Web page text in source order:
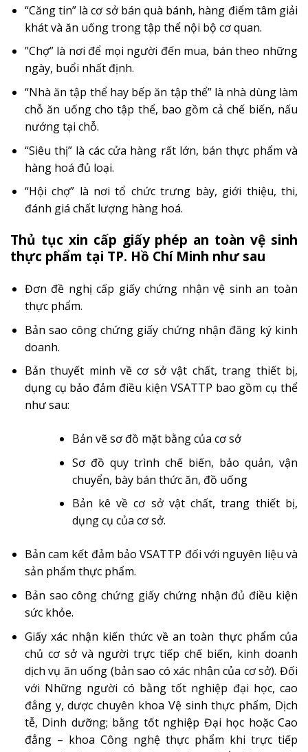
“Căng tin” là cơ sở bán quà bánh, hàng điểm tâm giải
khát và ăn uống trong tập thể nội bộ cơ quan.
”Chợ” là nơi để mọi người đến mua, bán theo những
ngày, buổi nhất định.
“Nhà ăn tập thể hay bếp ăn tập thể” là nhà dùng làm
chỗ ăn uống cho tập thể, bao gồm cả chế biến, nấu
nướng tại chỗ.
“Siêu thị” là các cửa hàng rất lớn, bán thực phẩm và
hàng hoá đủ loại.
“Hội chợ” là nơi tổ chức trưng bày, giới thiệu, thi,
đánh giá chất lượng hàng hoá.
Thủ tục xin cấp giấy phép an toàn vệ sinh
thực phẩm tại TP. Hồ Chí Minh như sau
Đơn đề nghị cấp giấy chứng nhận vệ sinh an toàn
thực phẩm.
Bản sao công chứng giấy chứng nhận đăng ký kinh
doanh.
Bản thuyết minh về cơ sở vật chất, trang thiết bị,
dụng cụ bảo đảm điều kiện VSATTP bao gồm cụ thể
như sau:
Bản vẽ sơ đồ mặt bằng của cơ sở
Sơ đồ quy trình chế biến, bảo quản, vận
chuyển, bày bán thức ăn, đồ uống
Bản kê về cơ sở vật chất, trang thiết bị,
dụng cụ của cơ sở.
Bản cam kết đảm bảo VSATTP đối với nguyên liệu và
sản phẩm thực phẩm.
Bản sao công chứng giấy chứng nhận đủ điều kiện
sức khỏe.
Giấy xác nhận kiến thức về an toàn thực phẩm của
chủ cơ sở và người trực tiếp chế biến, kinh doanh
dịch vụ ăn uống (bản sao có xác nhận của cơ sở). Đối
với Những người có bằng tốt nghiệp đại học, cao
đẳng y, dược chuyên khoa Vệ sinh thực phẩm, Dịch
tễ, Dinh dưỡng; bằng tốt nghiệp Đại học hoặc Cao
đẳng – khoa Công nghệ thực phẩm khi trực tiếp